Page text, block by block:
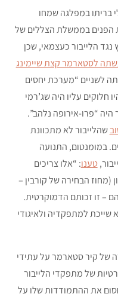
בריתו במפלגה שמחו
הפנים בממשלת הצללים של
הלייבור כעצמאי, שכן
לסטארמר קצת שיימינג
לשניים “מערכת יחסים
חלוקים עליו היה שג’רמי
“פרו-אירופה נלהב”.
שהלייבור לא מתכוונת
במומנטום, התנועה
טענו: “אלו צריכים
(מחוז הבחירה של קורבין –
– זו זכותם הדמוקרטית.
למתפקדיה ולאיגודי
של קיר סטארמר על עתידי
של מתפקדי הלייבור
את ההתמודדות שלו על